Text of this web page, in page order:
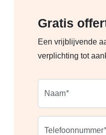
f814c261
c66b7313
Gratis
Een vrijblijvende
verplichting tot
c7896e79
8dbf4af1
c29e7259
9fdc0d24
666ef746
Naam*verplicht
Telefoonnummer*